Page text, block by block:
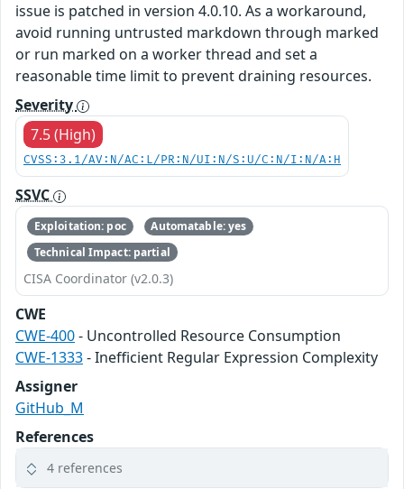
issue is patched in version 4.0.10. As a workaround,
avoid running untrusted markdown through marked
or run marked on a worker thread and set a
reasonable time limit to prevent draining resources.
Severity
7.5 (High)
CVSS:3.1/AV:N/AC:L/PR:N/UI:N/S:U/C:N/I:N/A:H
SSVC
Exploitation: poc
Automatable: yes
Technical Impact: partial
CISA Coordinator (v2.0.3)
CWE
CWE-400- Uncontrolled Resource Consumption
CWE-1333- Inefficient Regular Expression Complexity
Assigner
GitHub_M
References
4 references